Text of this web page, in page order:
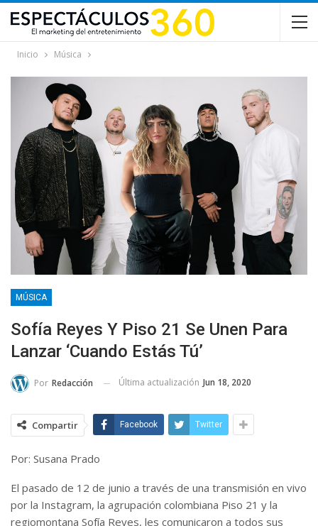
Inicio Música
MÚSICA
Sofía Reyes Y Piso 21 Se Unen Para
Lanzar ‘Cuando Estás Tú’
Por Redacción Última actualización Jun 18, 2020
Compartir Facebook Twitter
Por: Susana Prado
El pasado de 12 de junio a través de una transmisión en vivo
por la Instagram, la agrupación colombiana Piso 21 y la
regiomontana Sofía Reyes, les comunicaron a todos sus